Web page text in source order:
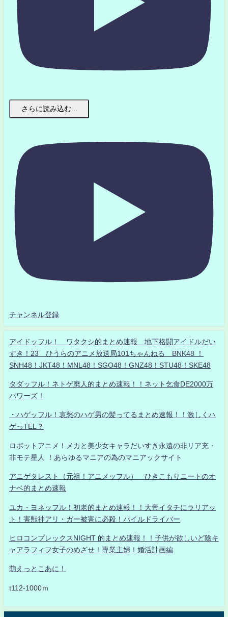
さらに読み込む...
チャンネル登録
アイドッフル！ ワタクシ的まとめ速報 地下格闘アイドルだい
すき！23 ひうらのアニメ放送局101ちゃんねる BNK48 ！
SNH48！JKT48！MNL48！SGO48！GNZ48！STU48！SKE48
タダッフル！ネトゲ廃人的まとめ速報！！ネット乞食DE2000万
パワーズ！
・ハゲッフル！哀愁のハゲ男の髪ってるまとめ速報！！激しくハ
ゲっTEL？
ロボットアニメ！メカと美少女キャラだいすき永遠の非リア充・
非モテ星人 ！あらゆるマニアの為のマニアックサイト
アニゲタレスト（元祖！アニメッフル） ひきこもりニートのオ
ナベ的まとめ速報
ユカ・ヨネッフル！初老的まとめ速報！！大帝イタチにラリアッ
ト！害獣神アリ・ガー被害に必殺！パイルドライバー
ヒロコンプレックスNIGHT 的まとめ速報！！子供が欲しいど陰キ
ャアラフィフ女子のめざせ！専業主婦！婚活計画編
萌えっとこあに！
t112-1000ｍ